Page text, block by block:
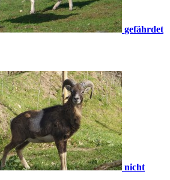
gefährdet
nicht